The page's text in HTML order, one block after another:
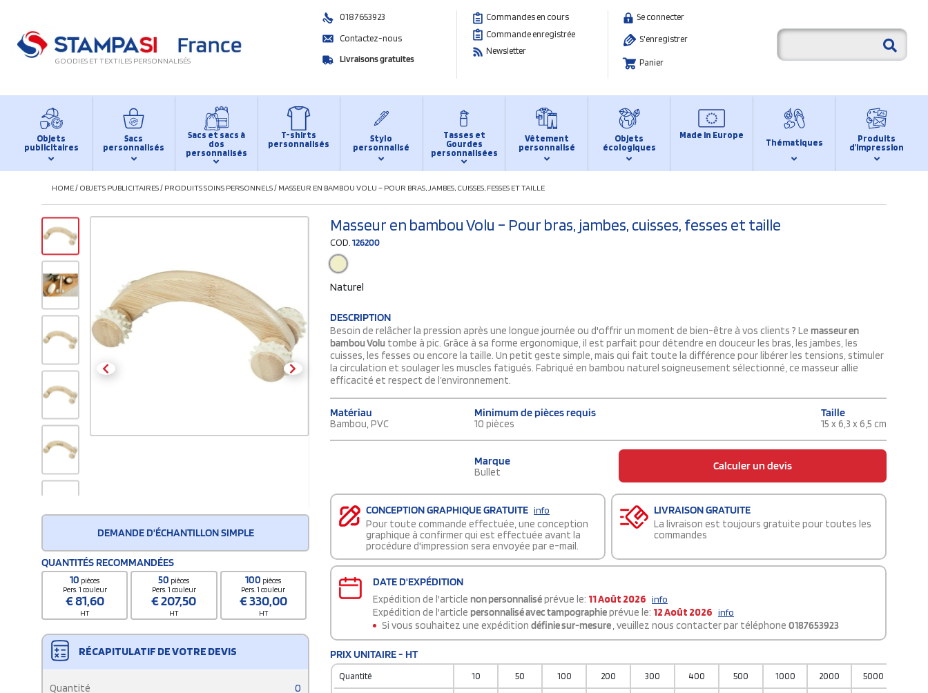
GOODIES ET TEXTILES PERSONNALISÉS
0187653923
Contactez-nous
Livraisons gratuites
Commandes en cours
Commande enregistrée
Newsletter
Se connecter
S'enregistrer
Panier
Objets
publicitaires
Sacs
personnalisés
Sacs et sacs à
dos
personnalisés
T-shirts
personnalisés
Stylo
personnalisé
Tasses et
Gourdes
personnalisées
Vêtement
personnalisé
Objets
écologiques
Made in Europe
Thématiques
Produits
d’impression
HOME/ OBJETS PUBLICITAIRES/ PRODUITS SOINS PERSONNELS/ MASSEUR EN BAMBOU VOLU – POUR BRAS, JAMBES, CUISSES, FESSES ET TAILLE
DEMANDE D'ÉCHANTILLON SIMPLE
QUANTITÉS RECOMMANDÉES
10 pièces
Pers. 1 couleur
€81,60
HT
50 pièces
Pers. 1 couleur
€207,50
HT
100 pièces
Pers. 1 couleur
€330,00
HT
RÉCAPITULATIF DE VOTRE DEVIS
Quantité 0
Masseur en bambou Volu – Pour bras, jambes, cuisses, fesses et taille
COD.126200
Naturel
DESCRIPTION
Besoin de relâcher la pression après une longue journée ou d'offrir un moment de bien-être à vos clients ? Le masseur en
bambou Volu tombe à pic. Grâce à sa forme ergonomique, il est parfait pour détendre en douceur les bras, les jambes, les
cuisses, les fesses ou encore la taille. Un petit geste simple, mais qui fait toute la différence pour libérer les tensions, stimuler
la circulation et soulager les muscles fatigués. Fabriqué en bambou naturel soigneusement sélectionné, ce masseur allie
efficacité et respect de l’environnement.
Matériau
Bambou, PVC
Minimum de pièces requis
10 pièces
Taille
15 x 6,3 x 6,5 cm
Marque
Bullet Calculer un devis
CONCEPTION GRAPHIQUE GRATUITE info
Pour toute commande effectuée, une conception
graphique à confirmer qui est effectuée avant la
procédure d'impression sera envoyée par e-mail.
LIVRAISON GRATUITE
La livraison est toujours gratuite pour toutes les
commandes
DATE D'EXPÉDITION
Expédition de l'article non personnaliséprévue le: 11 Août 2026 info
Expédition de l'article personnalisé avec tampographieprévue le: 12 Août 2026 info
Si vous souhaitez une expédition définie sur-mesure, veuillez nous contacter par téléphone 0187653923
PRIX UNITAIRE - HT
Quantité 10 50 100 200 300 400 500 1000 2000 5000